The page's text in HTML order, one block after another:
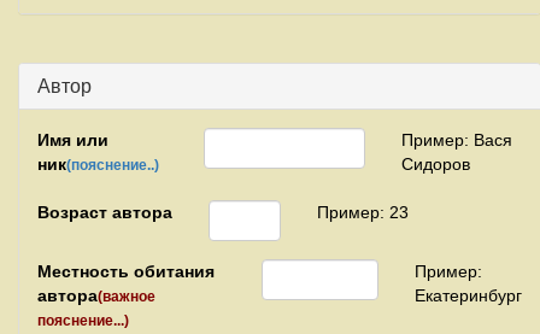
Автор
Имя или
ник(пояснение..)
Пример: Вася
Сидоров
Возраст автора Пример: 23
Местность обитания
автора(важное
пояснение...)
Пример:
Екатеринбург